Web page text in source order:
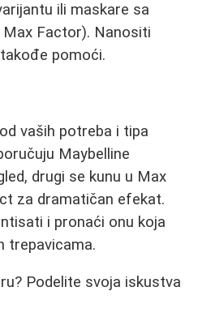
ili maskare sa
Factor). Nanositi
pomoći.
vaših potreba i tipa
Maybelline
drugi se kunu u Max
za dramatičan efekat.
i pronaći onu koja
trepavicama.
Podelite svoja iskustva